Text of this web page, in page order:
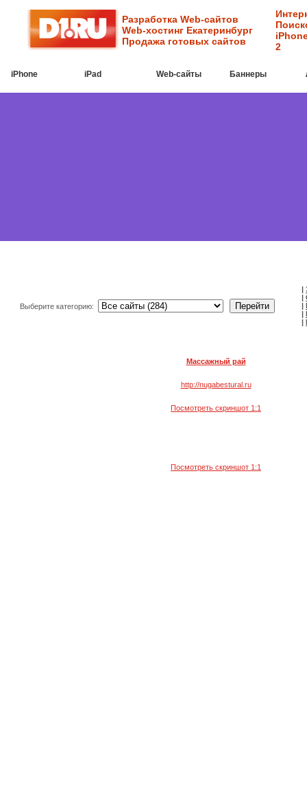
Разработка Web-сайтов
Web-хостинг Екатеринбург
Продажа готовых сайтов
2
iPhone iPad Web-cайты Баннеры
Выберите категорию:
|
|
|
|
|
Массажный рай
http://nugabestural.ru
Посмотреть скриншот 1:1
Посмотреть скриншот 1:1